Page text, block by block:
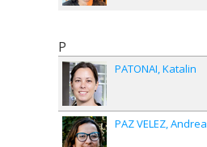
P
PATONAI Katalin
PAZ VELEZ Andrea